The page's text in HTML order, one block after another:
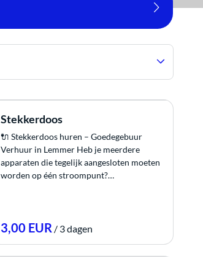
Stekkerdoos
🔌 Stekkerdoos huren – Goedegebuur
Verhuur in Lemmer Heb je meerdere
apparaten die tegelijk aangesloten moeten
worden op één stroompunt?…
/